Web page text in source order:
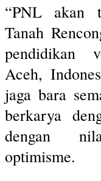
“PNL akan
Tanah
pendidikan
Aceh,
jaga bara
berkarya
dengan
optimisme.